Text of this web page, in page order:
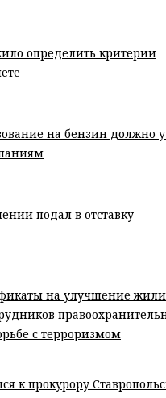
определить критерии
на бензин должно
подал в отставку
на улучшение
с терроризмом
к прокурору